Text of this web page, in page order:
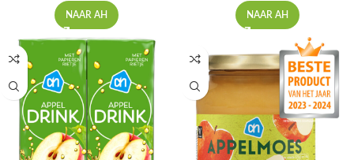
NAAR AH NAAR AH